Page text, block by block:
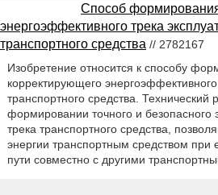
Способ
энергоэффективного трека
транспортного средства // 2782167
Изобретение относится к способу
корректирующего
транспортного средства. Технический
формировании точного и безопасного
трека транспортного средства,
энергии транспортным средством при
пути совместно с другими